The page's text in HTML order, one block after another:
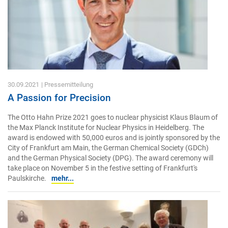
30.09.2021 | Pressemitteilung
A Passion for Precision
The Otto Hahn Prize 2021 goes to nuclear physicist Klaus Blaum of
the Max Planck Institute for Nuclear Physics in Heidelberg. The
award is endowed with 50,000 euros and is jointly sponsored by the
City of Frankfurt am Main, the German Chemical Society (GDCh)
and the German Physical Society (DPG). The award ceremony will
take place on November 5 in the festive setting of Frankfurt's
Paulskirche.
mehr...